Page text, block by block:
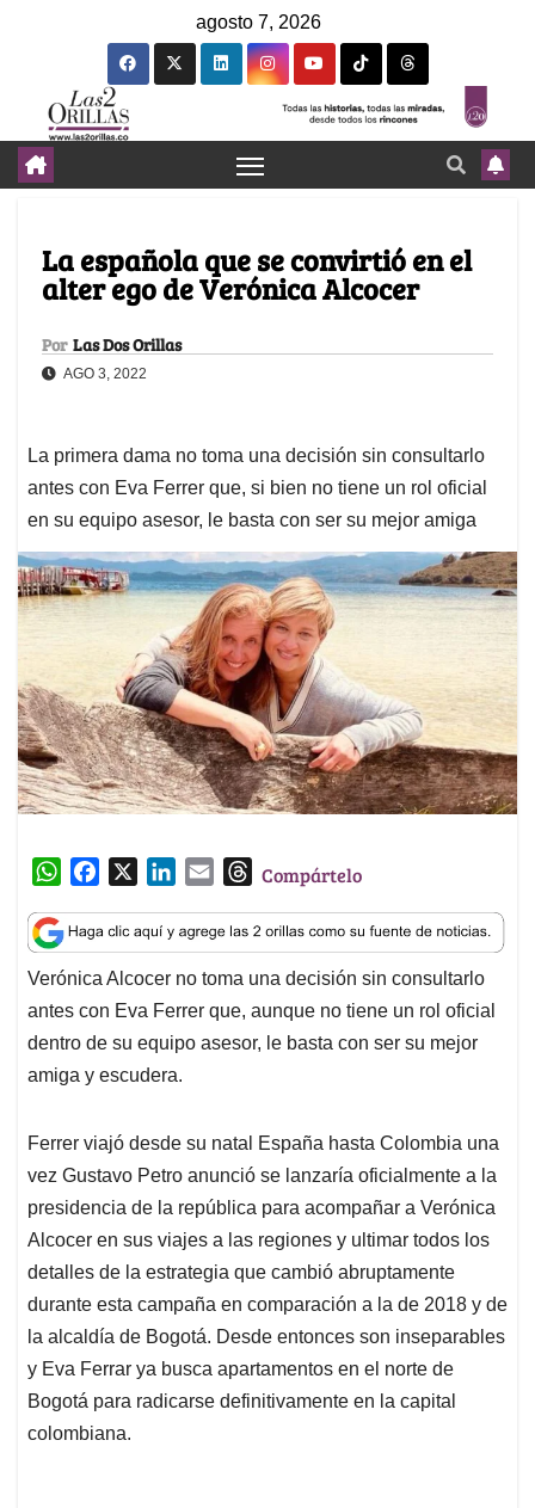
agosto 7, 2026
La española que se convirtió en el
alter ego de Verónica Alcocer
Por Las Dos Orillas
AGO 3, 2022
La primera dama no toma una decisión sin consultarlo
antes con Eva Ferrer que, si bien no tiene un rol oficial
en su equipo asesor, le basta con ser su mejor amiga
W
a
t
s
A
p
p
c
e
b
o
o
k
n
k
e
d
I
n
a
i
l
T
r
e
a
d
s
Compártelo
Verónica Alcocer no toma una decisión sin consultarlo
antes con Eva Ferrer que, aunque no tiene un rol oficial
dentro de su equipo asesor, le basta con ser su mejor
amiga y escudera.
Ferrer viajó desde su natal España hasta Colombia una
vez Gustavo Petro anunció se lanzaría oficialmente a la
presidencia de la república para acompañar a Verónica
Alcocer en sus viajes a las regiones y ultimar todos los
detalles de la estrategia que cambió abruptamente
durante esta campaña en comparación a la de 2018 y de
la alcaldía de Bogotá. Desde entonces son inseparables
y Eva Ferrar ya busca apartamentos en el norte de
Bogotá para radicarse definitivamente en la capital
colombiana.